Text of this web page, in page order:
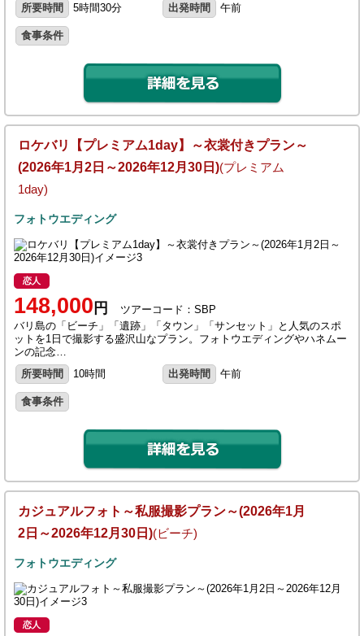
所要時間
5時間30分 出発時間 午前
食事条件
ロケバリ【プレミアム1day】～衣裳付きプラン～
(2026年1月2日～2026年12月30日)(プレミアム
1day)
フォトウエディング
恋人
148,000 円
ツアーコード：SBP
バリ島の「ビーチ」「遺跡」「タウン」「サンセット」と人気のスポ
ットを1日で撮影する盛沢山なプラン。フォトウエディングやハネムー
ンの記念…
所要時間
10時間 出発時間 午前
食事条件
カジュアルフォト～私服撮影プラン～(2026年1月
2日～2026年12月30日)(ビーチ)
フォトウエディング
恋人